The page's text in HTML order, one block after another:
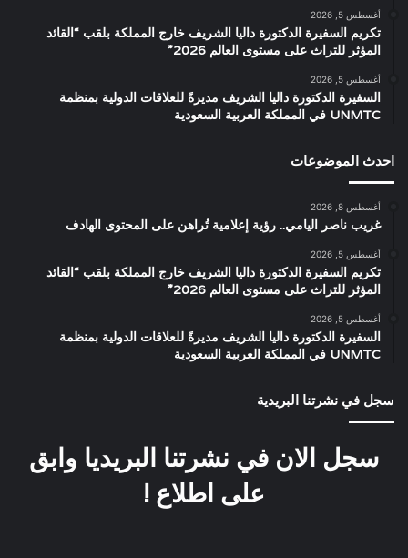
أغسطس 5, 2026
تكريم السفيرة الدكتورة داليا الشريف خارج المملكة بلقب “القائد
المؤثر للتراث على مستوى العالم 2026”
أغسطس 5, 2026
السفيرة الدكتورة داليا الشريف مديرةً للعلاقات الدولية بمنظمة
UNMTC في المملكة العربية السعودية
احدث الموضوعات
أغسطس 8, 2026
غريب ناصر اليامي.. رؤية إعلامية تُراهن على المحتوى الهادف
أغسطس 5, 2026
تكريم السفيرة الدكتورة داليا الشريف خارج المملكة بلقب “القائد
المؤثر للتراث على مستوى العالم 2026”
أغسطس 5, 2026
السفيرة الدكتورة داليا الشريف مديرةً للعلاقات الدولية بمنظمة
UNMTC في المملكة العربية السعودية
سجل في نشرتنا البريدية
سجل الان في نشرتنا البريديا وابق
على اطلاع !